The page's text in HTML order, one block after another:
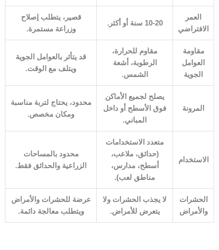
العمر
الافتراضي
10-20 سنة أو أكثر.
قصير، يتطلب إصلاح
وزراعة مستمرة.
مقاومة
العوامل
الجوية
مقاوم للحرارة،
الرطوبة، أشعة
الشمس.
قد يتأثر بالعوامل الجوية
ويتلف مع الوقت.
المرونة
يصلح لجميع الأماكن
فوق الأسطح أو داخل
المباني.
محدود، يحتاج لتربة مناسبة
ومكان مخصص.
الاستخدام
متعدد الاستخدامات
(حدائق، ملاعب،
أسطح، مدارس،
مناطق لعب).
محدود بالمساحات
الزراعية والحدائق فقط.
الحشرات
والأمراض
لا يجذب الحشرات ولا
يتعرض للأمراض.
عرضة للحشرات والأمراض
ويتطلب معالجة دائمة.